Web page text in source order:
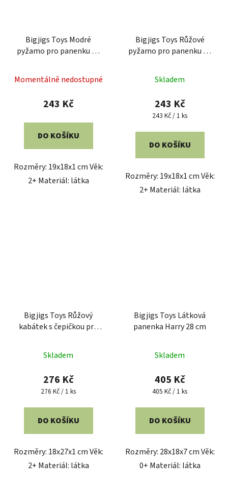
Bigjigs Toys Modré
pyžamo pro panenku 28
Momentálně nedostupné
243 Kč
DO KOŠÍKU
Rozměry: 19x18x1 cm Věk:
2+ Materiál: látka
Bigjigs Toys Růžové
pyžamo pro panenku 28
Skladem
243 Kč
Měrná
243 Kč / 1 ks
DO KOŠÍKU
Rozměry: 19x18x1 cm Věk:
2+ Materiál: látka
Bigjigs Toys Růžový
kabátek s čepičkou pro
Skladem
276 Kč
Měrná
276 Kč / 1 ks
DO KOŠÍKU
Rozměry: 18x27x1 cm Věk:
2+ Materiál: látka
Bigjigs Toys Látková
panenka Harry 28 cm
Skladem
405 Kč
Měrná
405 Kč / 1 ks
DO KOŠÍKU
Rozměry: 28x18x7 cm Věk:
0+ Materiál: látka